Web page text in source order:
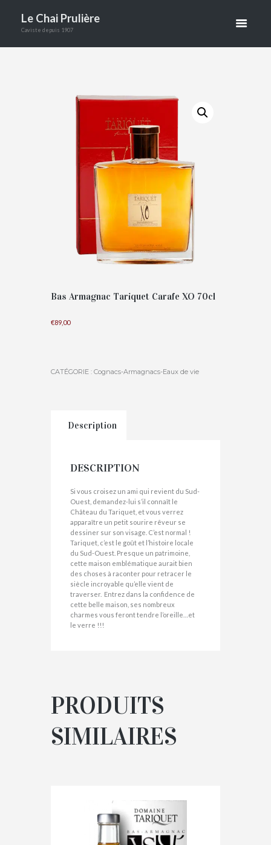
CARAFE XO
70CL
COGNACS-ARMAGNACS-EAUX DE VIE
BAS ARMAGNAC TARIQUET CARAFE
Le Chai Prulière
Caviste depuis 1907
Bas Armagnac Tariquet Carafe XO 70cl
€89,00
CATÉGORIE : Cognacs-Armagnacs-Eaux de vie
Description
DESCRIPTION
Si vous croisez un ami qui revient du Sud-
Ouest, demandez-lui s’il connaît le
Château du Tariquet, et vous verrez
apparaître un petit sourire rêveur se
dessiner sur son visage. C’est normal !
Tariquet, c’est le goût et l’histoire locale
du Sud-Ouest. Presque un patrimoine,
cette maison emblématique aurait bien
des choses à raconter pour retracer le
siècle incroyable qu’elle vient de
traverser. Entrez dans la confidence de
cette belle maison, ses nombreux
charmes vous feront tendre l’oreille…et
le verre !!!
PRODUITS
SIMILAIRES